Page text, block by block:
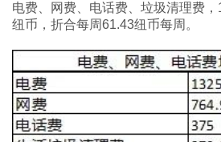
电费、网费、电话费、垃圾清理费
纽币，折合每周61.43纽币每周。